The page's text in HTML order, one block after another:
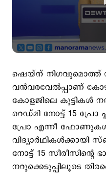
ഷെയ്ന്‌ നിഗവുമൊത്ത്
വന്‍വരവേല്‍പ്പാണ്
കോളജിലെ കുട്ടികള്‍
റെഡ്മി നോട്ട് 15 പ്രോ
പ്രോ എന്നീ ഫോണുകള്‍
നോട്ട് 15 സീരീസിന്‍റെ
നറുക്കെടുപ്പിലൂടെ